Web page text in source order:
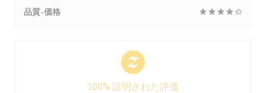
品質-価格
100% 証明された評価